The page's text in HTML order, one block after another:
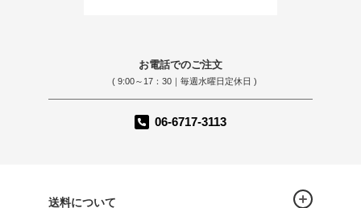
お電話でのご注文
( 9:00～17：30｜毎週水曜日定休日 )
06-6717-3113
送料について